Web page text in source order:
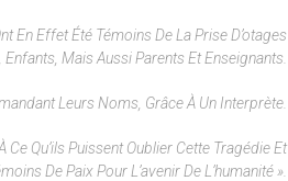
En Effet Été Témoins De La Prise D’otages
Mais Aussi Parents Et Enseignants.
Leurs Noms, Grâce À Un Interprète.
Qu’ils Puissent Oublier Cette Tragédie Et
De Paix Pour L’avenir De L’humanité ».